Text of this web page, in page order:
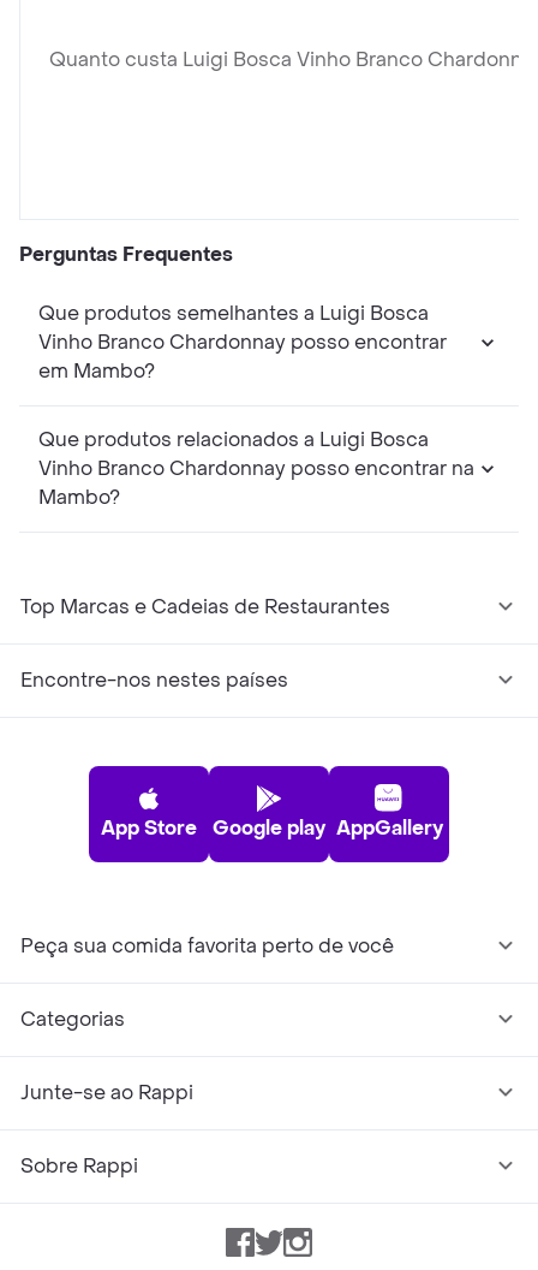
Quanto custa Luigi Bosca Vinho Branco
Perguntas Frequentes
Que produtos semelhantes a Luigi Bosca
Vinho Branco Chardonnay posso encontrar
em Mambo?
Que produtos relacionados a Luigi Bosca
Vinho Branco Chardonnay posso encontrar na
Mambo?
Top Marcas e Cadeias de Restaurantes
Encontre-nos nestes países
App Store Google play AppGallery
Peça sua comida favorita perto de você
Categorias
Junte-se ao Rappi
Sobre Rappi
Facebook
TwitterInstagram